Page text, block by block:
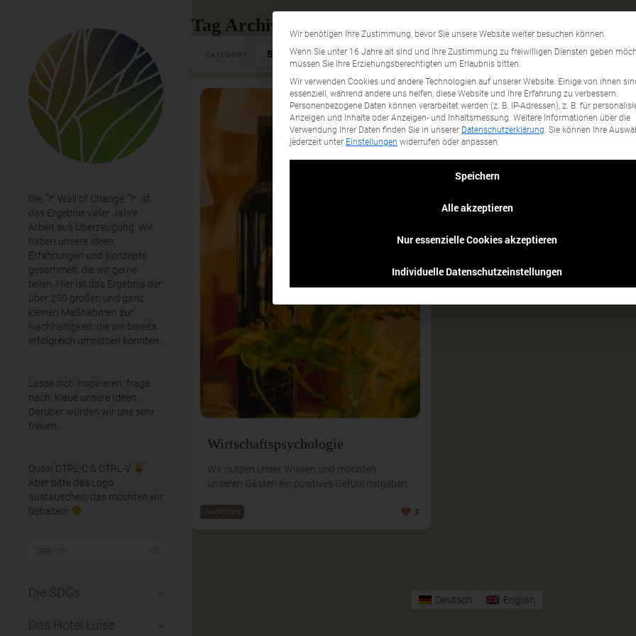
Die Wall of Change
ist
das Ergebnis vieler Jahre
Arbeit aus Überzeugung. Wir
haben unsere Ideen,
Erfahrungen und Konzepte
gesammelt, die wir gerne
teilen. Hier ist das Ergebnis der
über 250 großen und ganz
kleinen Maßnahmen zur
Nachhaltigkeit, die wir bereits
erfolgreich umsetzen konnten.
Lasse dich inspirieren, frage
nach, klaue unsere Ideen.
Darüber würden wir uns sehr
freuen.
Quasi CTRL-C & CTRL-V
Aber bitte das Logo
austauschen, das möchten wir
behalten!
Die SDGs
Das Hotel Luise
Tag Archives: Umweltbewusst
Select Category...
Wirtschaftspsychologie
Wir nutzen unser Wissen und möchten
unseren Gästen ein positives Gefühl mitgeben.
Guidelines 2
Wir benötigen Ihre Zustimmung, bevor Sie unsere Website weiter besuchen können.
Wenn Sie unter 16 Jahre alt sind und Ihre Zustimmung zu freiwilligen Diensten geben
müssen Sie Ihre Erziehungsberechtigten um Erlaubnis bitten.
Wir verwenden Cookies und andere Technologien auf unserer Website. Einige von ihnen
essenziell, während andere uns helfen, diese Website und Ihre Erfahrung zu verbessern.
Personenbezogene Daten können verarbeitet werden (z. B. IP-Adressen), z. B. für
Anzeigen und Inhalte oder Anzeigen- und Inhaltsmessung. Weitere Informationen über die
Verwendung Ihrer Daten finden Sie in unserer Datenschutzerklärung. Sie können Ihre
jederzeit unter Einstellungen widerrufen oder anpassen.
Speichern
Alle akzeptieren
Nur essenzielle Cookies akzeptieren
Individuelle Datenschutzeinstellungen
Deutsch English